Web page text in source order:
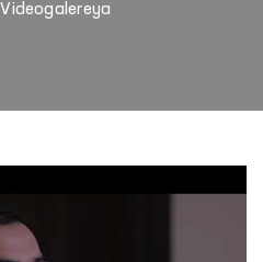
Videogalereya